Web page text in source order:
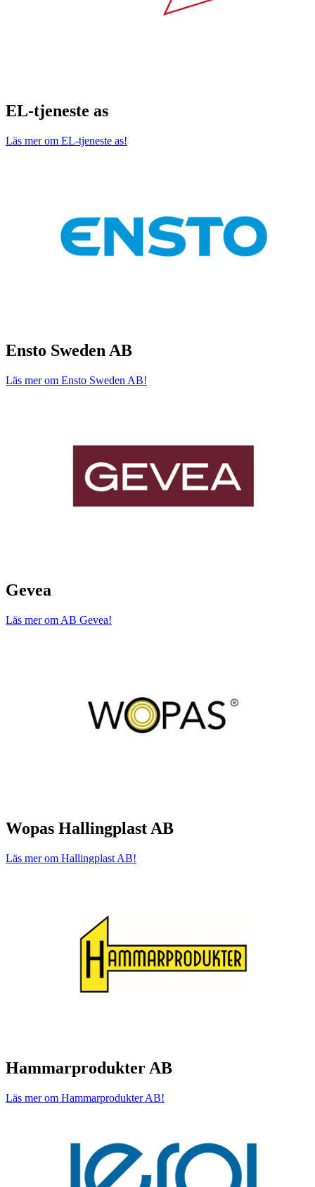
EL-tjeneste as
Läs mer om EL-tjeneste as!
Ensto Sweden AB
Läs mer om Ensto Sweden AB!
Gevea
Läs mer om AB Gevea!
Wopas Hallingplast AB
Läs mer om Hallingplast AB!
Hammarprodukter AB
Läs mer om Hammarprodukter AB!